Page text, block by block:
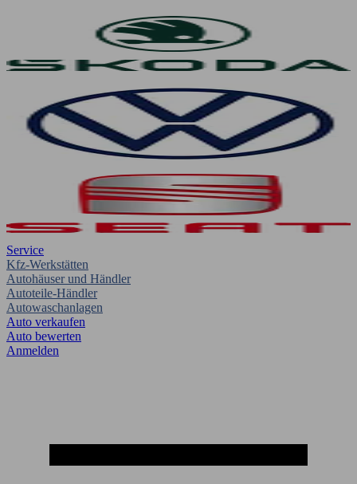
Service
Kfz-Werkstätten
Autohäuser und Händler
Autoteile-Händler
Autowaschanlagen
Auto verkaufen
Auto bewerten
Anmelden